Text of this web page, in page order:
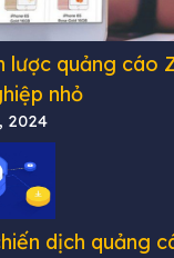
lược quảng cáo
nhỏ
2024
dịch quảng